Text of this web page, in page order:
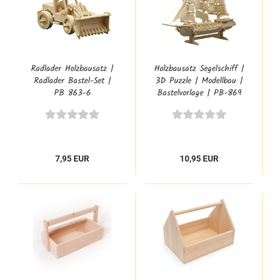
Radlader Holzbausatz |
Radlader Bastel-Set |
PB 863-6
7,95 EUR
Holzbausatz Segelschiff |
3D Puzzle | Modellbau |
Bastelvorlage | PB-869
10,95 EUR